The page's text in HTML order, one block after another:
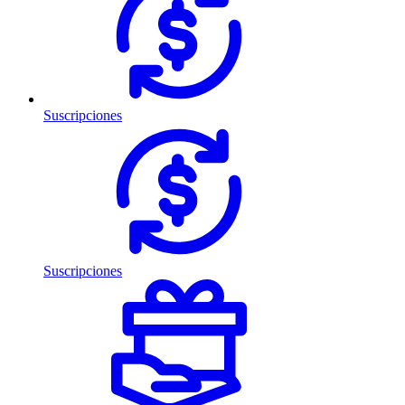
Suscripciones
Suscripciones